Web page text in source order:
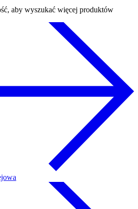
aby wyszukać więcej produktów